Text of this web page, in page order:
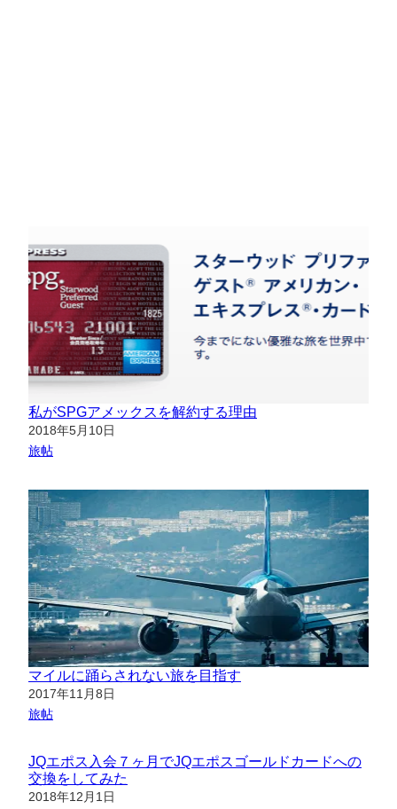
私がSPGアメックスを解約する理由
日付
2018年5月10日
関連理由
旅帖
マイルに踊らされない旅を目指す
日付
2017年11月8日
関連理由
旅帖
JQエポス入会７ヶ月でJQエポスゴールドカードへの
交換をしてみた
日付
2018年12月1日